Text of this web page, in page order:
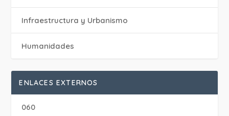
Infraestructura y Urbanismo
Humanidades
ENLACES EXTERNOS
060